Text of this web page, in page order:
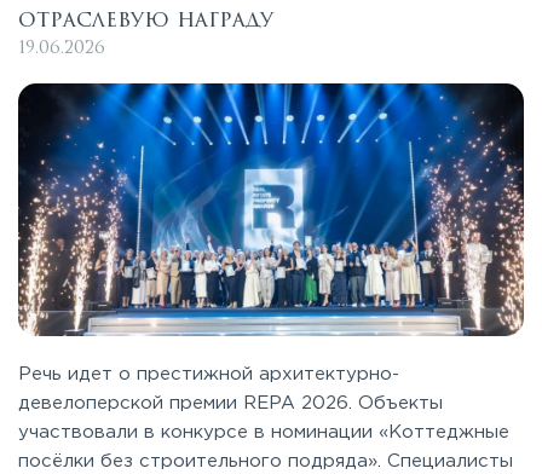
отраслевую награду
19.06.2026
Речь идет о престижной архитектурно-
девелоперской премии REPA 2026. Объекты
участвовали в конкурсе в номинации «Коттеджные
посёлки без строительного подряда». Специалисты